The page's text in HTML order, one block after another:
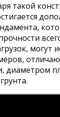
такой
могут
диаметром